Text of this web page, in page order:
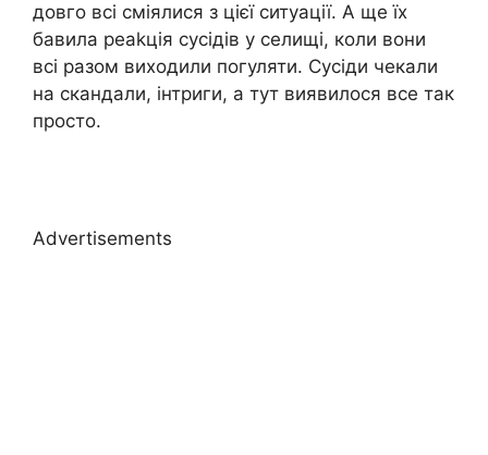
довго всі сміялися з цієї ситуації. А ще їх
бавила реаkція сусідів у селищі, коли вони
всі разом виходили погуляти. Сусіди чекали
на скандали, інтриги, а тут виявилося все так
просто.
Advertisements